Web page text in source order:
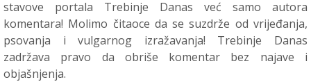
stavove portala Trebinje Danas već samo autora
komentara! Molimo čitaoce da se suzdrže od vrijeđanja,
psovanja i vulgarnog izražavanja! Trebinje Danas
zadržava pravo da obriše komentar bez najave i
objašnjenja.